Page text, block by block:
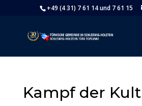
+49 (4 31) 7 61 14 und 7 61 15
Kampf der